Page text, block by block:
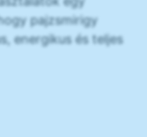
pajzsmirigy
energikus és teljes